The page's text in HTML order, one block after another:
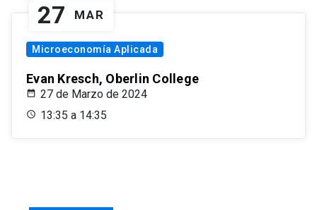
27 MAR
Microeconomía Aplicada
Evan Kresch, Oberlin College
27 de Marzo de 2024
13:35 a 14:35